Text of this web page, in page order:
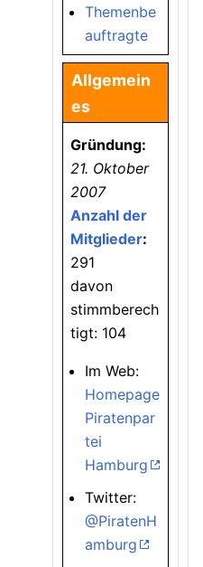
Themenbe
auftragte
Allgemein
es
Gründung:
21. Oktober
2007
Anzahl der
Mitglieder:
291
davon
stimmberech
tigt: 104
Im Web:
Homepage
Piratenpar
tei
Hamburg
Twitter:
@PiratenH
amburg